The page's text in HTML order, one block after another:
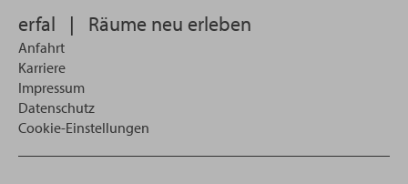
erfal | Räume neu erleben
Anfahrt
Karriere
Impressum
Datenschutz
Cookie-Einstellungen